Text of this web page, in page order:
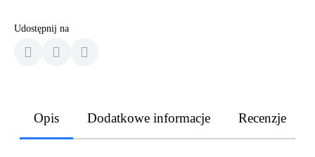
Udostępnij na
Opis Dodatkowe informacje Recenzje